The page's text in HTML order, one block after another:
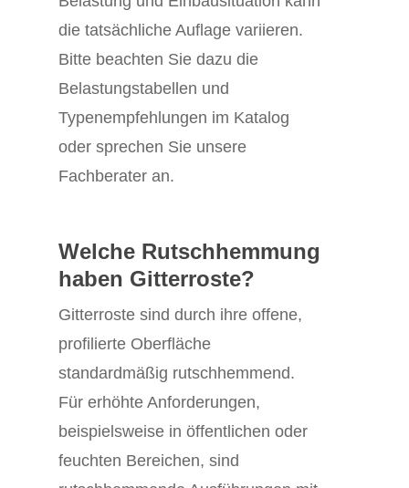
die tatsächliche Auflage variieren.
Bitte beachten Sie dazu die
Belastungstabellen und
Typenempfehlungen im Katalog
oder sprechen Sie unsere
Fachberater an.
Welche Rutschhemmung
haben Gitterroste?
Gitterroste sind durch ihre offene,
profilierte Oberfläche
standardmäßig rutschhemmend.
Für erhöhte Anforderungen,
beispielsweise in öffentlichen oder
feuchten Bereichen, sind